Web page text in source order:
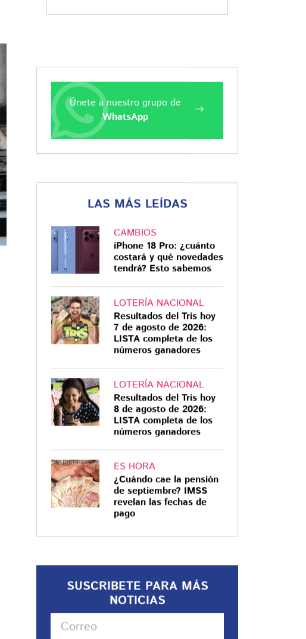
Únete a nuestro grupo de
WhatsApp
LAS MÁS LEÍDAS
CAMBIOS
iPhone 18 Pro: ¿cuánto
costará y qué novedades
tendrá? Esto sabemos
LOTERÍA NACIONAL
Resultados del Tris hoy
7 de agosto de 2026:
LISTA completa de los
números ganadores
LOTERÍA NACIONAL
Resultados del Tris hoy
8 de agosto de 2026:
LISTA completa de los
números ganadores
ES HORA
¿Cuándo cae la pensión
de septiembre? IMSS
revelan las fechas de
pago
SUSCRIBETE PARA MÁS
NOTICIAS